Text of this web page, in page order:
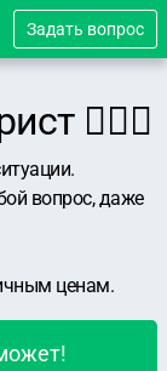
Задать вопрос
👨🏻‍⚖️
вопрос, даже
ценам.